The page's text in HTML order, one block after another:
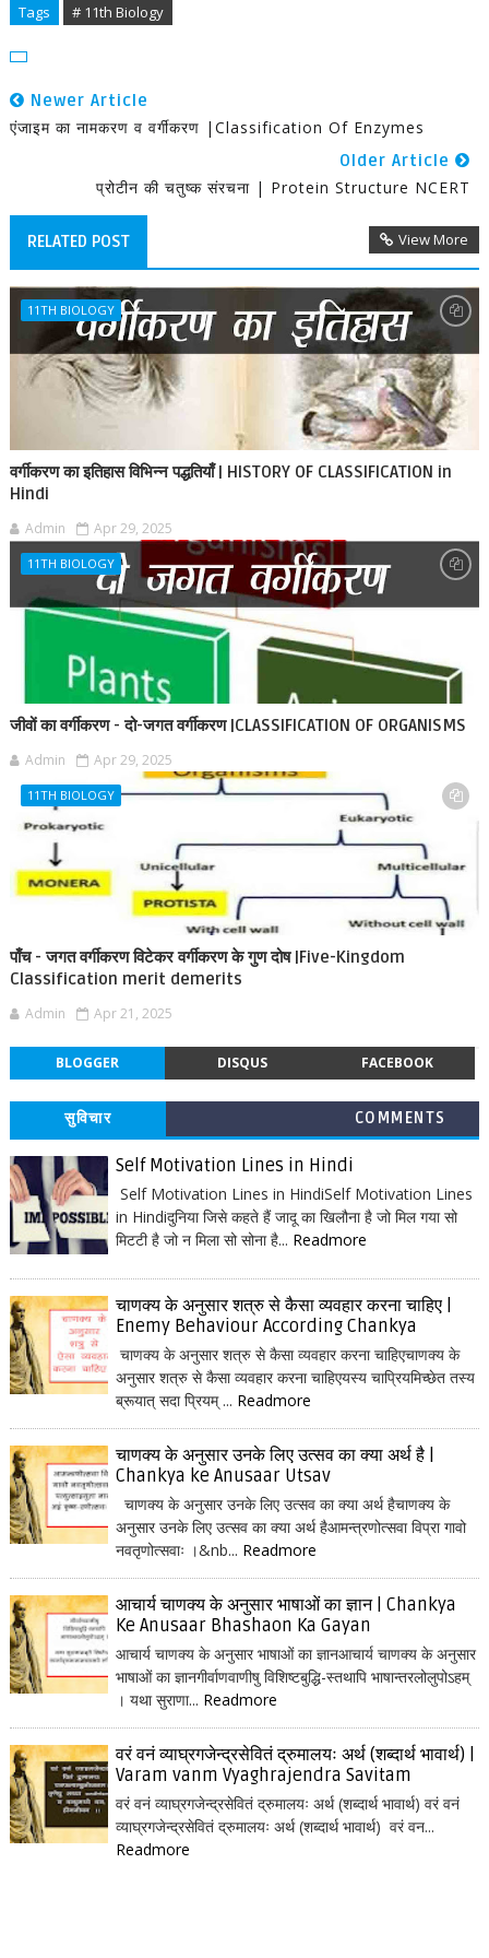
Tags # 11th Biology
Newer Article
एंजाइम का नामकरण व वर्गीकरण |Classification Of Enzymes
Older Article
प्रोटीन की चतुष्क संरचना | Protein Structure NCERT
RELATED POST View More
11TH BIOLOGY
वर्गीकरण का इतिहास विभिन्न पद्धतियाँ | HISTORY OF CLASSIFICATION in
Hindi
Admin Apr 29, 2025
11TH BIOLOGY
जीवों का वर्गीकरण - दो-जगत वर्गीकरण |CLASSIFICATION OF ORGANISMS
Admin Apr 29, 2025
11TH BIOLOGY
पाँच - जगत वर्गीकरण विटेकर वर्गीकरण के गुण दोष |Five-Kingdom
Classification merit demerits
Admin Apr 21, 2025
BLOGGER DISQUS FACEBOOK
सुविचार COMMENTS
Self Motivation Lines in Hindi
Self Motivation Lines in HindiSelf Motivation Lines
in Hindiदुनिया जिसे कहते हैं जादू का खिलौना है जो मिल गया सो
मिटटी है जो न मिला सो सोना है... Readmore
चाणक्य के अनुसार शत्रु से कैसा व्यवहार करना चाहिए |
Enemy Behaviour According Chankya
चाणक्य के अनुसार शत्रु से कैसा व्यवहार करना चाहिएचाणक्य के
अनुसार शत्रु से कैसा व्यवहार करना चाहिएयस्य चाप्रियमिच्छेत तस्य
ब्रूयात् सदा प्रियम् ... Readmore
चाणक्य के अनुसार उनके लिए उत्सव का क्या अर्थ है |
Chankya ke Anusaar Utsav
चाणक्य के अनुसार उनके लिए उत्सव का क्या अर्थ हैचाणक्य के
अनुसार उनके लिए उत्सव का क्या अर्थ हैआमन्त्रणोत्सवा विप्रा गावो
नवतृणोत्सवाः ।&nb... Readmore
आचार्य चाणक्य के अनुसार भाषाओं का ज्ञान | Chankya
Ke Anusaar Bhashaon Ka Gayan
आचार्य चाणक्य के अनुसार भाषाओं का ज्ञानआचार्य चाणक्य के अनुसार
भाषाओं का ज्ञानगीर्वाणवाणीषु विशिष्टबुद्धि-स्तथापि भाषान्तरलोलुपोऽहम्
। यथा सुराणा... Readmore
वरं वनं व्याघ्रगजेन्द्रसेवितं द्रुमालयः अर्थ (शब्दार्थ भावार्थ) |
Varam vanm Vyaghrajendra Savitam
वरं वनं व्याघ्रगजेन्द्रसेवितं द्रुमालयः अर्थ (शब्दार्थ भावार्थ) वरं वनं
व्याघ्रगजेन्द्रसेवितं द्रुमालयः अर्थ (शब्दार्थ भावार्थ) वरं वन...
Readmore